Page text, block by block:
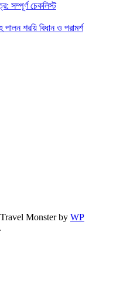
সম্পূর্ণ চেকলিস্ট
শরয়ি বিধান ও পরামর্শ
Travel Monster by WP
.